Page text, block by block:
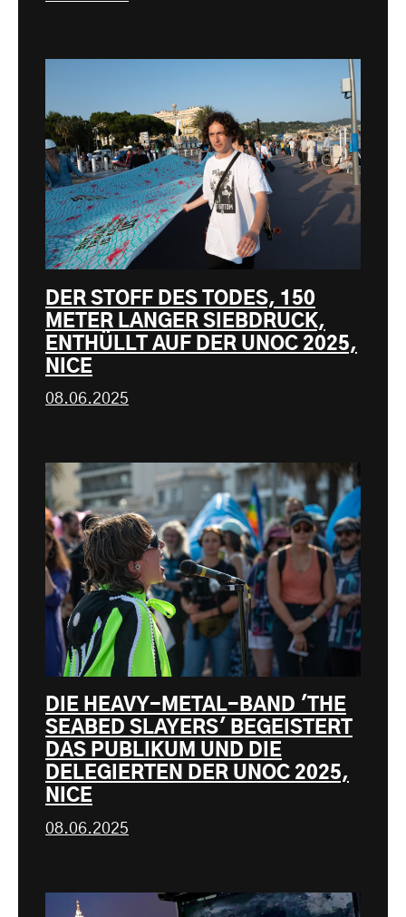
DER STOFF DES TODES, 150
METER LANGER SIEBDRUCK,
ENTHÜLLT AUF DER UNOC 2025,
NICE
08.06.2025
DIE HEAVY-METAL-BAND 'THE
SEABED SLAYERS' BEGEISTERT
DAS PUBLIKUM UND DIE
DELEGIERTEN DER UNOC 2025,
NICE
08.06.2025